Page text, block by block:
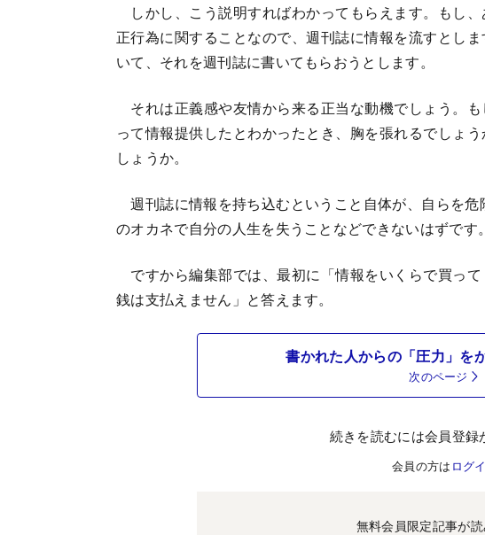
しかし、こう説明すればわかってもらえます。もし
正行為に関することなので、週刊誌に情報を流すとし
いて、それを週刊誌に書いてもらおうとします。
それは正義感や友情から来る正当な動機でしょう。
って情報提供したとわかったとき、胸を張れるでしょ
しょうか。
週刊誌に情報を持ち込むということ自体が、自らを
のオカネで自分の人生を失うことなどできないはずです。
ですから編集部では、最初に「情報をいくらで買っ
銭は支払えません」と答えます。
書かれた人からの「圧力」を
次のページ
続きを読むには会員登録
会員の方は ログ
無料会員限定記事が読